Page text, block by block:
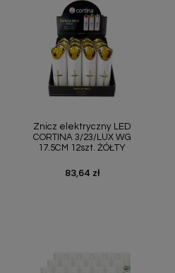
Znicz elektryczny LED
CORTINA 3/23/LUX WG
17.5CM 12szt. ŻÓŁTY
Cena
83,64 zł